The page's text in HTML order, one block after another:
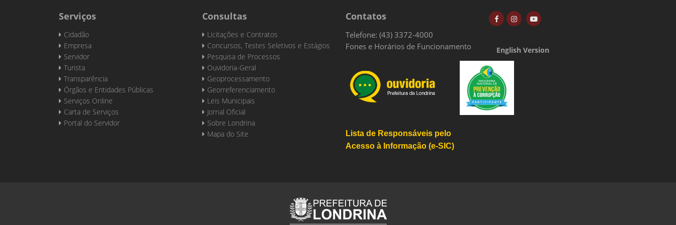
Serviços
Cidadão
Empresa
Servidor
Turista
Transparência
Órgãos e Entidades Públicas
Serviços Online
Carta de Serviços
Portal do Servidor
Consultas
Licitações e Contratos
Concursos, Testes Seletivos e Estágios
Pesquisa de Processos
Ouvidoria-Geral
Geoprocessamento
Georreferenciamento
Leis Municipais
Jornal Oficial
Sobre Londrina
Mapa do Site
Contatos
Telefone: (43) 3372-4000
Fones e Horários de Funcionamento
Lista de Responsáveis pelo
Acesso à Informação (e-SIC)
English Version